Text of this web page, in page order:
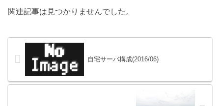
関連記事は見つかりませんでした。
自宅サーバ構成(2016/06)